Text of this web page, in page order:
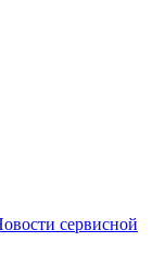
сервисной